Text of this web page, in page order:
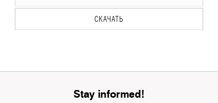
СКАЧАТЬ
Stay informed!